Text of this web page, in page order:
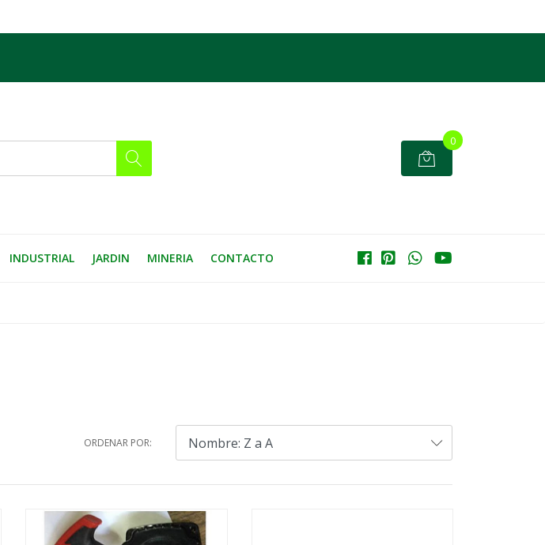
0
INDUSTRIAL JARDIN MINERIA CONTACTO
ORDENAR POR: